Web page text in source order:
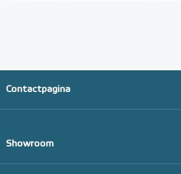
Contactpagina
Showroom